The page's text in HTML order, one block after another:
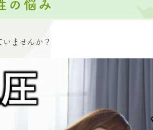
の悩み
ませんか？